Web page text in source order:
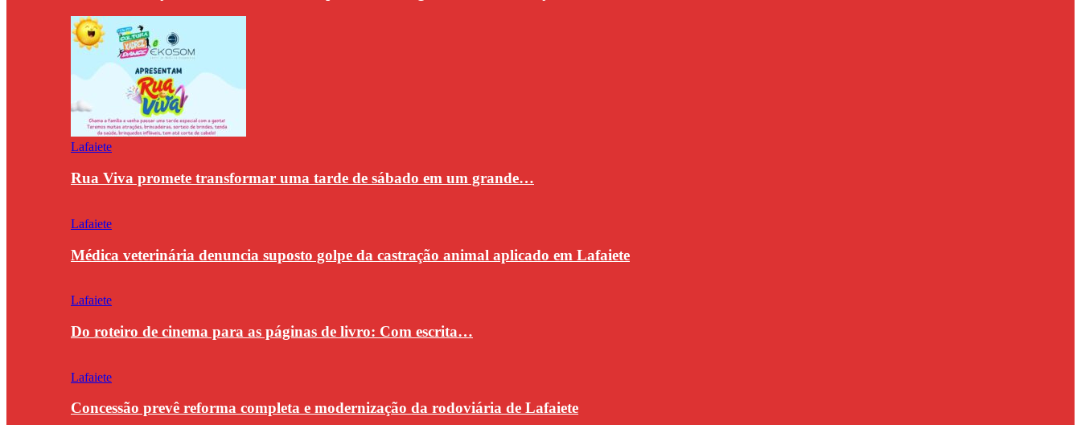
Lafaiete
Rua Viva promete transformar uma tarde de sábado em um grande…
Lafaiete
Médica veterinária denuncia suposto golpe da castração animal aplicado em Lafaiete
Lafaiete
Do roteiro de cinema para as páginas de livro: Com escrita…
Lafaiete
Concessão prevê reforma completa e modernização da rodoviária de Lafaiete